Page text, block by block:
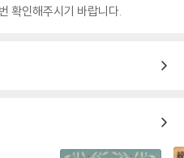
확인해주시기 바랍니다.